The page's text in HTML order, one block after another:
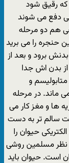
رقیق شود
دفع می شوند
هم دو مرحله
حنجره را می برید
برود و بعد از
بدن اش جدا
و
ماند. در مرحله
ها و مغز کار می
سالم تر به دست
حیوان را
نظر مسلمین روشی
است. حیوان باید